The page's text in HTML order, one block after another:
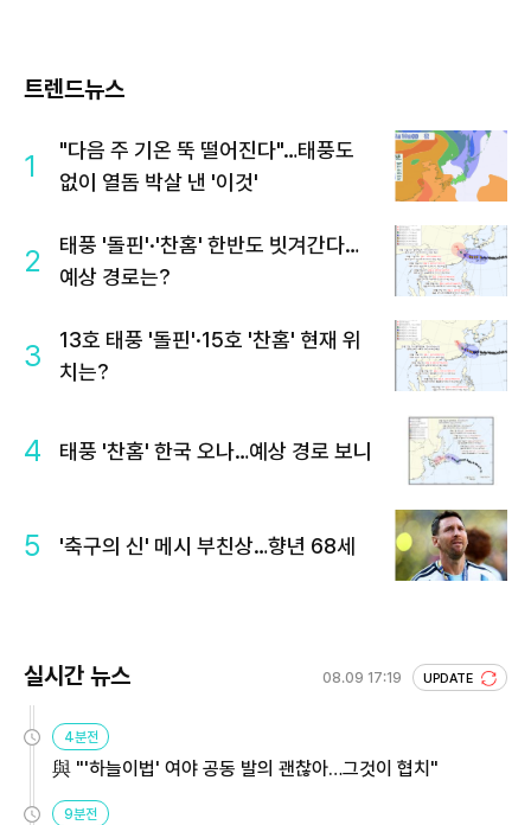
트렌드뉴스
1
"다음 주 기온 뚝 떨어진다"…태풍도
없이 열돔 박살 낸 '이것'
2
태풍 '돌핀'·'찬홈' 한반도 빗겨간다…
예상 경로는?
3
13호 태풍 '돌핀'·15호 '찬홈' 현재 위
치는?
4 태풍 '찬홈' 한국 오나…예상 경로 보니
5 '축구의 신' 메시 부친상…향년 68세
실시간 뉴스 08.09 17:19 UPDATE
4분전
與 "'하늘이법' 여야 공동 발의 괜찮아…그것이 협치"
9분전